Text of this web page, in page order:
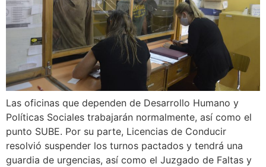
Las oficinas que dependen de Desarrollo Humano y
Políticas Sociales trabajarán normalmente, así como el
punto SUBE. Por su parte, Licencias de Conducir
resolvió suspender los turnos pactados y tendrá una
guardia de urgencias, así como el Juzgado de Faltas y